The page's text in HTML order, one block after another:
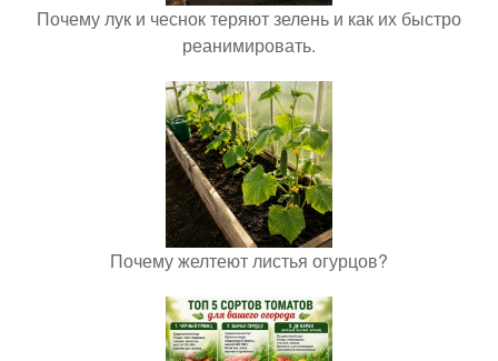
Почему лук и чеснок теряют зелень и как их быстро
реанимировать.
Почему желтеют листья огурцов?